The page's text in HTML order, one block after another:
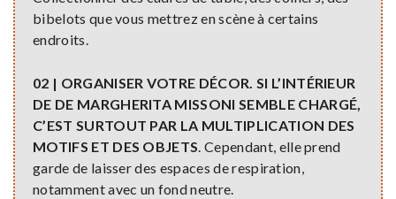
bibelots que vous mettrez en scène à certains
endroits.
02 | ORGANISER VOTRE DÉCOR. SI L’INTÉRIEUR
DE DE MARGHERITA MISSONI SEMBLE CHARGÉ,
C’EST SURTOUT PAR LA MULTIPLICATION DES
MOTIFS ET DES OBJETS. Cependant, elle prend
garde de laisser des espaces de respiration,
notamment avec un fond neutre.